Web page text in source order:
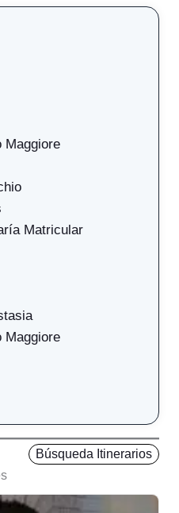
Maggiore
Matricular
Maggiore
Búsqueda Itinerarios